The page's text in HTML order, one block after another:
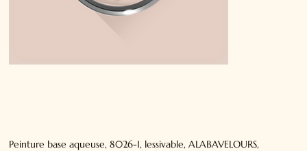
Peinture base aqueuse, 8026-1, lessivable, ALABAVELOURS,